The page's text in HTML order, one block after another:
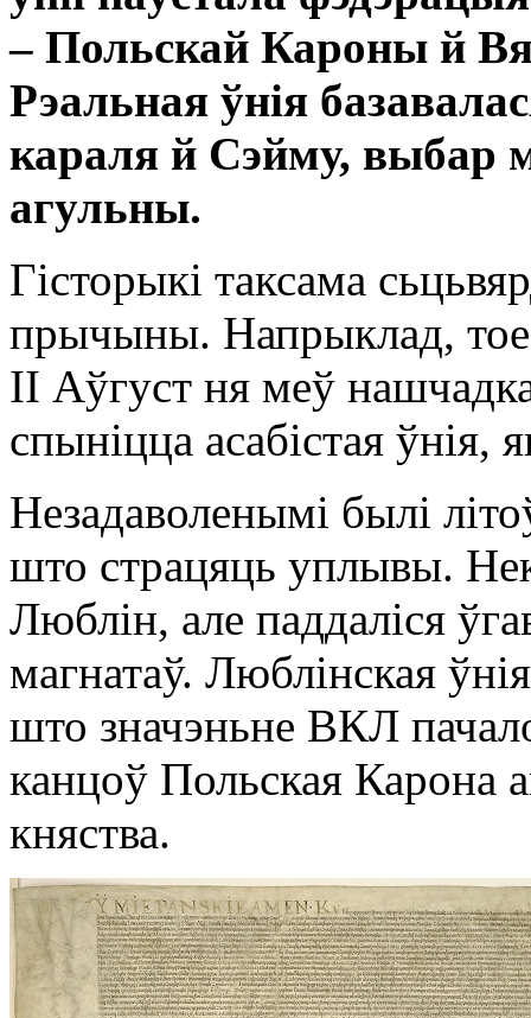
– Польскай Кароны й
Рэальная ўнія
караля й Сэйму, выбар
агульны.
Гісторыкі таксама
прычыны. Напрыклад,
II Аўгуст ня меў
спыніцца асабістая ўнія,
Незадаволенымі былі
што страцяць уплывы.
Люблін, але паддаліся
магнатаў. Люблінская
што значэньне ВКЛ
канцоў Польская Карона
княства.